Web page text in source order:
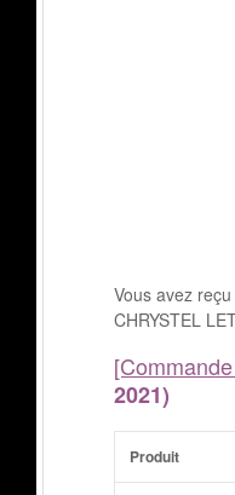
Vous avez
CHRYSTEL
2021)
Produit